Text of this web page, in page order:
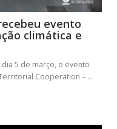
evento
climática e
5 de março, o evento
Cooperation – ...